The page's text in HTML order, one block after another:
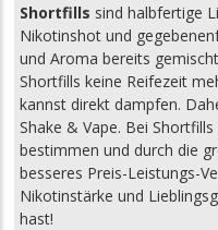
Shortfills sind halbfertige
Nikotinshot und
und Aroma bereits
Shortfills keine Reifezeit
kannst direkt dampfen.
Shake & Vape. Bei
bestimmen und durch die
besseres Preis-Leistungs-
Nikotinstärke und
hast!